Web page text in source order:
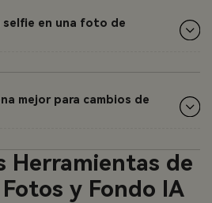
selfie en una foto de
mejor para cambios de
Herramientas de
y Fondo IA